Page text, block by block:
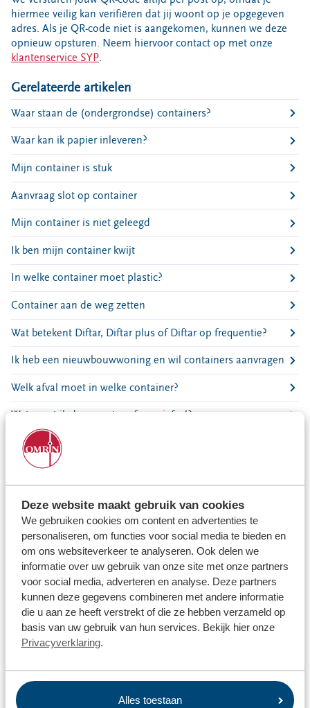
Deze website maakt gebruik van cookies
We gebruiken cookies om content en advertenties te
personaliseren, om functies voor social media te bieden en
om ons websiteverkeer te analyseren. Ook delen we
informatie over uw gebruik van onze site met onze partners
voor social media, adverteren en analyse. Deze partners
kunnen deze gegevens combineren met andere informatie
die u aan ze heeft verstrekt of die ze hebben verzameld op
basis van uw gebruik van hun services. Bekijk hier onze
Privacyverklaring.
Alles toestaan
Bouwcontainer huren
Ons verhaal
Nieuws
Ontdek Omrin
Over Omrin
Hier werken we aan
Ecopark De Wierde
Reststoffen Energie Centrale
Projecten
Contact
Storing, klacht of vraag
Klantenservice SYP
VeeIgestelde vragen
Pers
Locaties
Werken bij
Voor gemeenten
Voor leveranciers en bezoekers
hiermee veilig kan verifiëren dat jij woont op je opgegeven
adres. Als je QR-code niet is aangekomen, kunnen we deze
opnieuw opsturen. Neem hiervoor contact op met onze
klantenservice SYP.
Gerelateerde artikelen
Waar staan de (ondergrondse) containers?
Waar kan ik papier inleveren?
Mijn container is stuk
Aanvraag slot op container
Mijn container is niet geleegd
Ik ben mijn container kwijt
In welke container moet plastic?
Container aan de weg zetten
Wat betekent Diftar, Diftar plus of Diftar op frequentie?
Ik heb een nieuwbouwwoning en wil containers aanvragen
Welk afval moet in welke container?
Wat moet ik doen met grof snoeiafval?
Hoe open ik mijn boven-/ondergrondse container?
Wat moet ik doen als mijn container in de vuilniswagen is
beland?
De ondergrondse verzamelcontainer is kapot of vol
Er ligt (grof)afval op straat
Mijn snoeiafval is niet opgehaald
Hoe werkt het wegen van mijn container?
Hebben jullie reserve sleutels voor de containerslot?
Mijn grofvuil is niet opgehaald